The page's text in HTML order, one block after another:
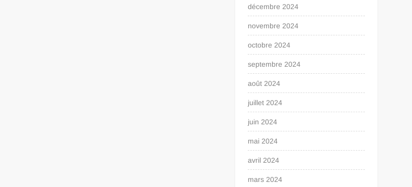
décembre 2024
novembre 2024
octobre 2024
septembre 2024
août 2024
juillet 2024
juin 2024
mai 2024
avril 2024
mars 2024